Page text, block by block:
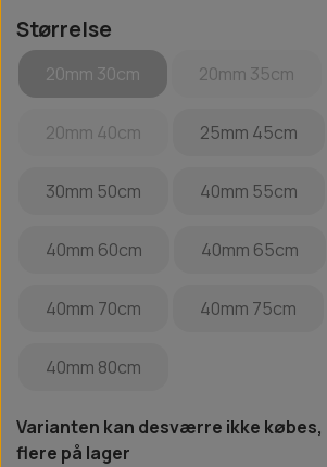
Størrelse
20mm 30cm 20mm 35cm
20mm 40cm 25mm 45cm
30mm 50cm 40mm 55cm
40mm 60cm 40mm 65cm
40mm 70cm 40mm 75cm
40mm 80cm
Varianten kan desværre ikke købes,
flere på lager